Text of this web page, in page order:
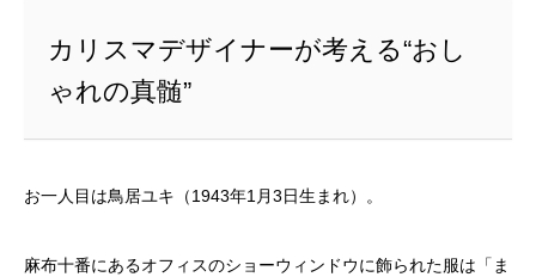
カリスマデザイナーが考える“おし
ゃれの真髄”
お一人目は鳥居ユキ（1943年1月3日生まれ）。
麻布十番にあるオフィスのショーウィンドウに飾られた服は「ま